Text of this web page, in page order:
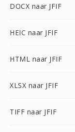
DOCX naar JFIF
HEIC naar JFIF
HTML naar JFIF
XLSX naar JFIF
TIFF naar JFIF